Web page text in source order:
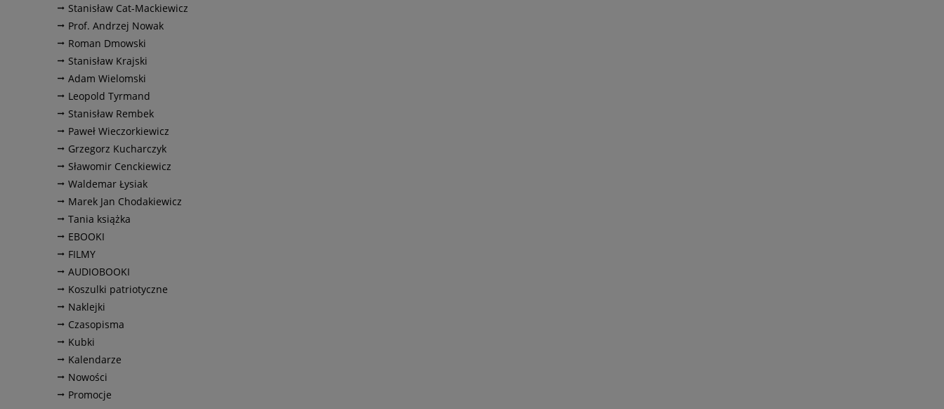
Stanisław Cat-Mackiewicz
Prof. Andrzej Nowak
Roman Dmowski
Stanisław Krajski
Adam Wielomski
Leopold Tyrmand
Stanisław Rembek
Paweł Wieczorkiewicz
Grzegorz Kucharczyk
Sławomir Cenckiewicz
Waldemar Łysiak
Marek Jan Chodakiewicz
Tania książka
EBOOKI
FILMY
AUDIOBOOKI
Koszulki patriotyczne
Naklejki
Czasopisma
Kubki
Kalendarze
Nowości
Promocje